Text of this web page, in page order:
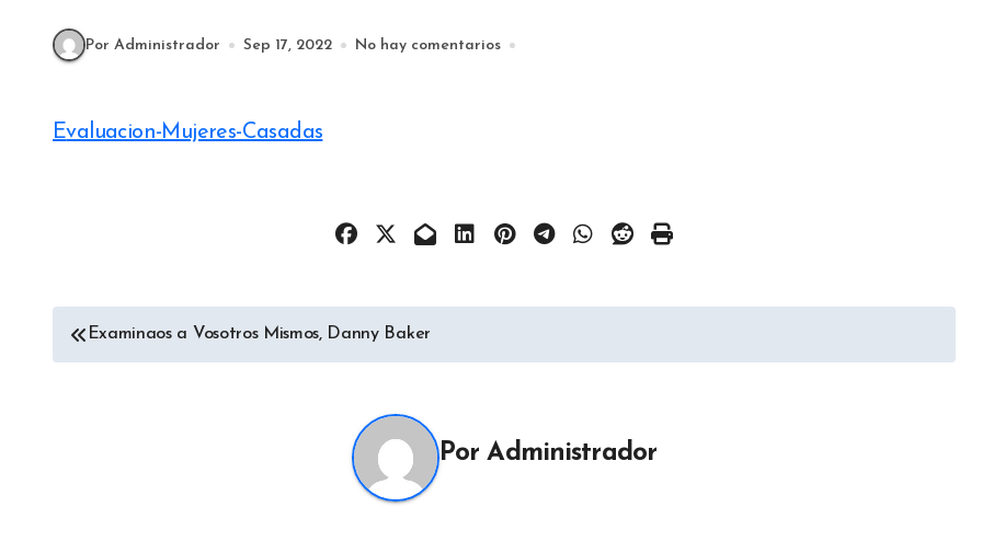
Por Administrador Sep 17, 2022 No hay comentarios
Evaluacion-Mujeres-Casadas
Navegación
Examinaos a Vosotros Mismos, Danny Baker
PorAdministrador